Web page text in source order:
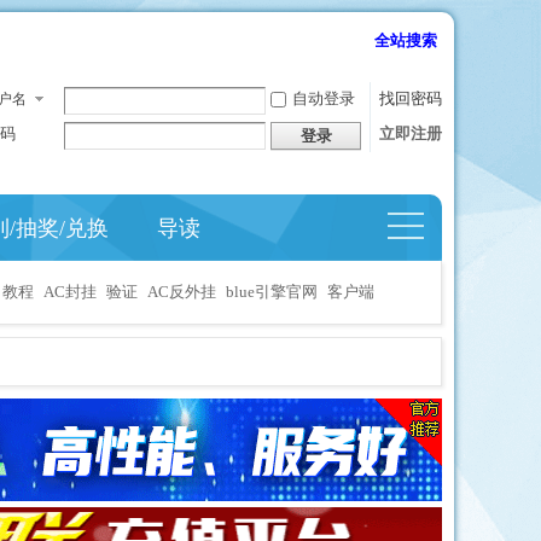
全站搜索
名 自动登录
找回密码
登录 立即注册
/抽奖/兑换 导读
教程 AC封挂 验证 AC反外挂 blue引擎官网 客户端